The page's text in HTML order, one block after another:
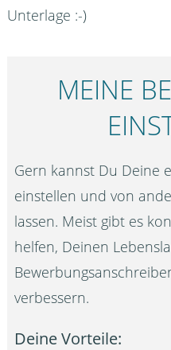
Unterlage :-)
MEINE
Gern kannst Du Deine
einstellen und von
lassen. Meist gibt es
helfen, Deinen
verbessern.
Deine Vorteile: